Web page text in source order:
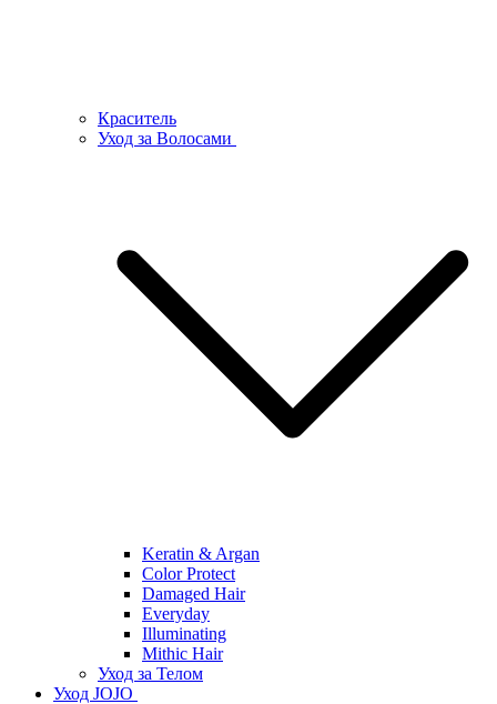
Краситель
Уход за Волосами
Keratin & Argan
Color Protect
Damaged Hair
Everyday
Illuminating
Mithic Hair
Уход за Телом
Уход JOJO